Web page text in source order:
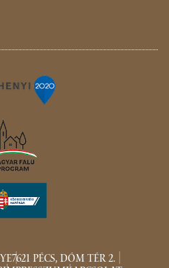
7621 PÉCS, DÓM TÉR 2.